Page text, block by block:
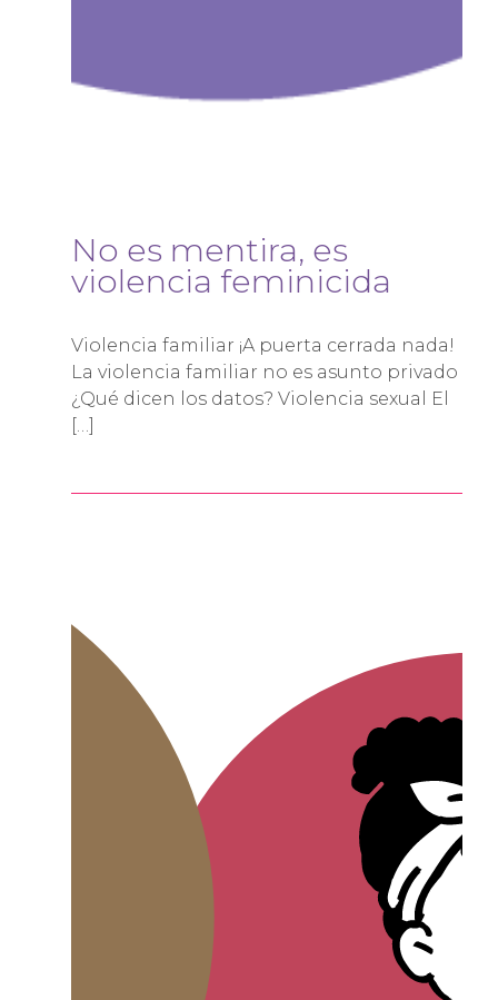
No es mentira, es
violencia feminicida
Violencia familiar ¡A puerta cerrada nada!
La violencia familiar no es asunto privado
¿Qué dicen los datos? Violencia sexual El
[…]